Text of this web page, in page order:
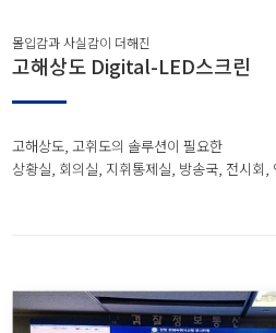
몰입감과 사실감이 더해진
고해상도 Digital-LED스크린
고해상도, 고휘도의 솔루션이 필요한
상황실, 회의실, 지휘통제실, 방송국, 전시회,